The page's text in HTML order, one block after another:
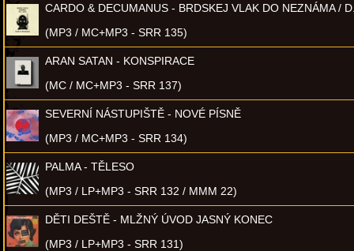
CARDO & DECUMANUS - BRDSKEJ VLAK DO NEZNÁMA /
(MP3 / MC+MP3 - SRR 135)
ARAN SATAN - KONSPIRACE
(MC / MC+MP3 - SRR 137)
SEVERNÍ NÁSTUPIŠTĚ - NOVÉ PÍSNĚ
(MP3 / MC+MP3 - SRR 134)
PALMA - TĚLESO
(MP3 / LP+MP3 - SRR 132 / MMM 22)
DĚTI DEŠTĚ - MLŽNÝ ÚVOD JASNÝ KONEC
(MP3 / LP+MP3 - SRR 131)